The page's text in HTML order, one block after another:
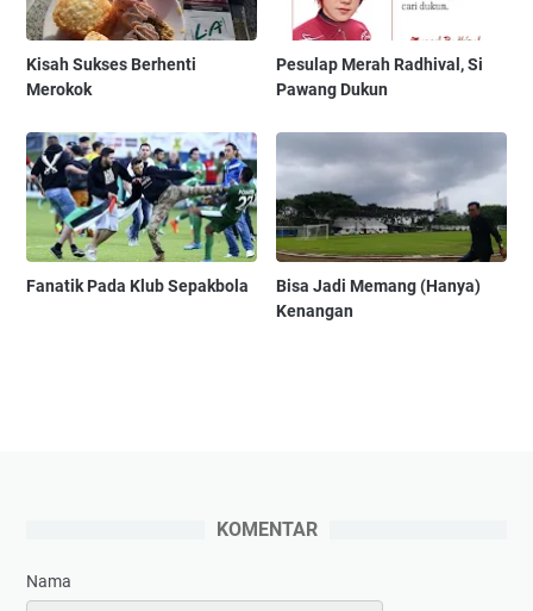
Kisah Sukses Berhenti
Merokok
Pesulap Merah Radhival, Si
Pawang Dukun
Fanatik Pada Klub Sepakbola
Bisa Jadi Memang (Hanya)
Kenangan
KOMENTAR
Nama